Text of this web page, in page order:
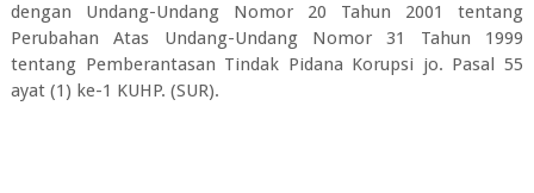
dengan Undang-Undang Nomor 20 Tahun 2001 tentang
Perubahan Atas Undang-Undang Nomor 31 Tahun 1999
tentang Pemberantasan Tindak Pidana Korupsi jo. Pasal 55
ayat (1) ke-1 KUHP. (SUR).